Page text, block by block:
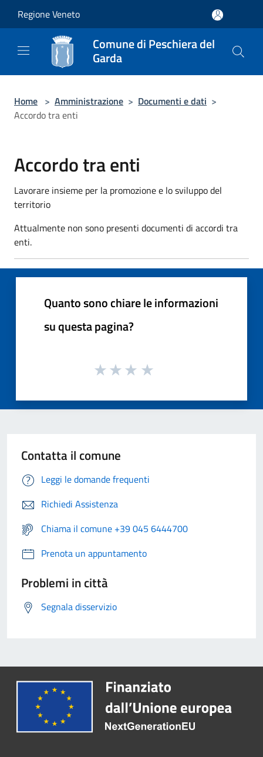
Regione Veneto
Comune di Peschiera del
Garda
Home > Amministrazione > Documenti e dati >
Accordo tra enti
Accordo tra enti
Lavorare insieme per la promozione e lo sviluppo del
territorio
Attualmente non sono presenti documenti di accordi tra
enti.
Quanto sono chiare le informazioni
su questa pagina?
Contatta il comune
Leggi le domande frequenti
Richiedi Assistenza
Chiama il comune +39 045 6444700
Prenota un appuntamento
Problemi in città
Segnala disservizio